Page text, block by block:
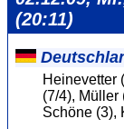
(20:11)
Heinevetter
(7/4), Müller
Schöne (3),